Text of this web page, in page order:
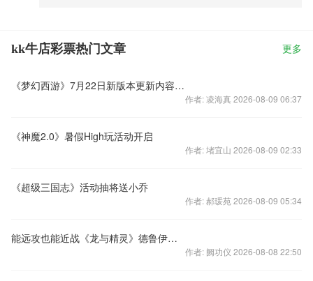
kk牛店彩票热门文章 更多
《梦幻西游》7月22日新版本更新内容抢先体验视频
作者: 凌海真 2026-08-09 06:37
《神魔2.0》暑假High玩活动开启
作者: 堵宜山 2026-08-09 02:33
《超级三国志》活动抽将送小乔
作者: 郝瑗苑 2026-08-09 05:34
能远攻也能近战《龙与精灵》德鲁伊霸体变身视频
作者: 阙功仪 2026-08-08 22:50